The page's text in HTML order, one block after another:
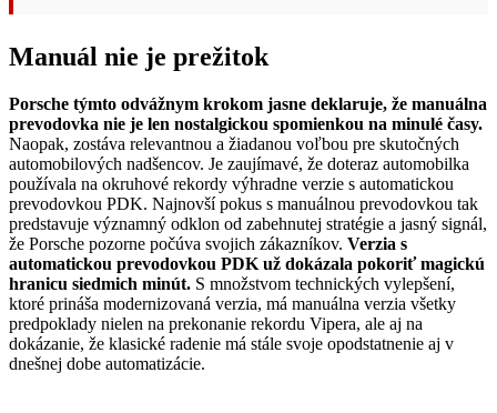
Manuál nie je prežitok
Porsche týmto odvážnym krokom jasne deklaruje, že manuálna
prevodovka nie je len nostalgickou spomienkou na minulé časy.
Naopak, zostáva relevantnou a žiadanou voľbou pre skutočných
automobilových nadšencov. Je zaujímavé, že doteraz automobilka
používala na okruhové rekordy výhradne verzie s automatickou
prevodovkou PDK. Najnovší pokus s manuálnou prevodovkou tak
predstavuje významný odklon od zabehnutej stratégie a jasný signál,
že Porsche pozorne počúva svojich zákazníkov. Verzia s
automatickou prevodovkou PDK už dokázala pokoriť magickú
hranicu siedmich minút. S množstvom technických vylepšení,
ktoré prináša modernizovaná verzia, má manuálna verzia všetky
predpoklady nielen na prekonanie rekordu Vipera, ale aj na
dokázanie, že klasické radenie má stále svoje opodstatnenie aj v
dnešnej dobe automatizácie.